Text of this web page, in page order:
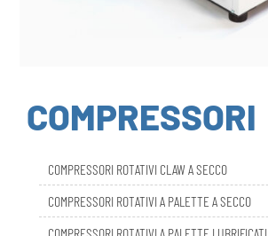
COMPRESSORI
COMPRESSORI ROTATIVI A PALETTE A SECCO
COMPRESSORI ROTATIVI A PALETTE LUBRIFICATI